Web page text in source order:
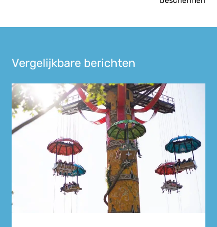
Vergelijkbare berichten